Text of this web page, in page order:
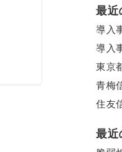
最近
導入
導入
東京
青梅
住友
最近